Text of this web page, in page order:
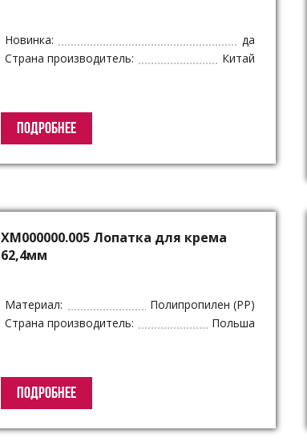
Новинка:
да
Страна производитель:
Китай
ПОДРОБНЕЕ
XM000000.005 Лопатка для крема
62,4мм
Материал:
Полипропилен (PP)
Страна производитель:
Польша
ПОДРОБНЕЕ